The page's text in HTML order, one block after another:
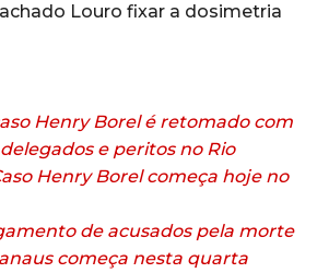
Louro fixar a dosimetria
Henry Borel é retomado com
e peritos no Rio
Henry Borel começa hoje no
de acusados pela morte
começa nesta quarta